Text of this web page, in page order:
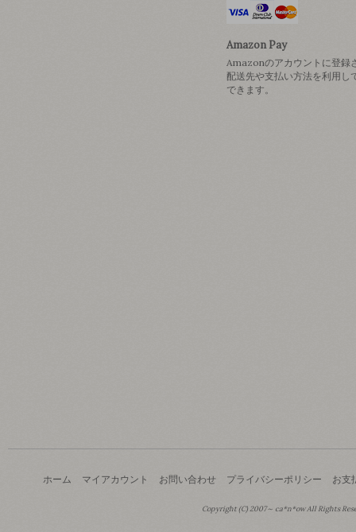
Amazon Pay
Amazonのアカウントに登録
配送先や支払い方法を利用し
できます。
ホーム マイアカウント お問い合わせ プライバシーポリシー お支
Copyright (C) 2007～ ca*n*ow All Rights